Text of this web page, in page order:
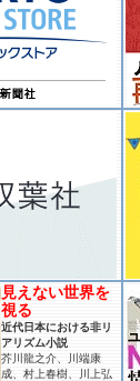
見えない世界を
視る
近代日本における非リ
アリズム小説
芥川龍之介、川端康
成、村上春樹、川上弘